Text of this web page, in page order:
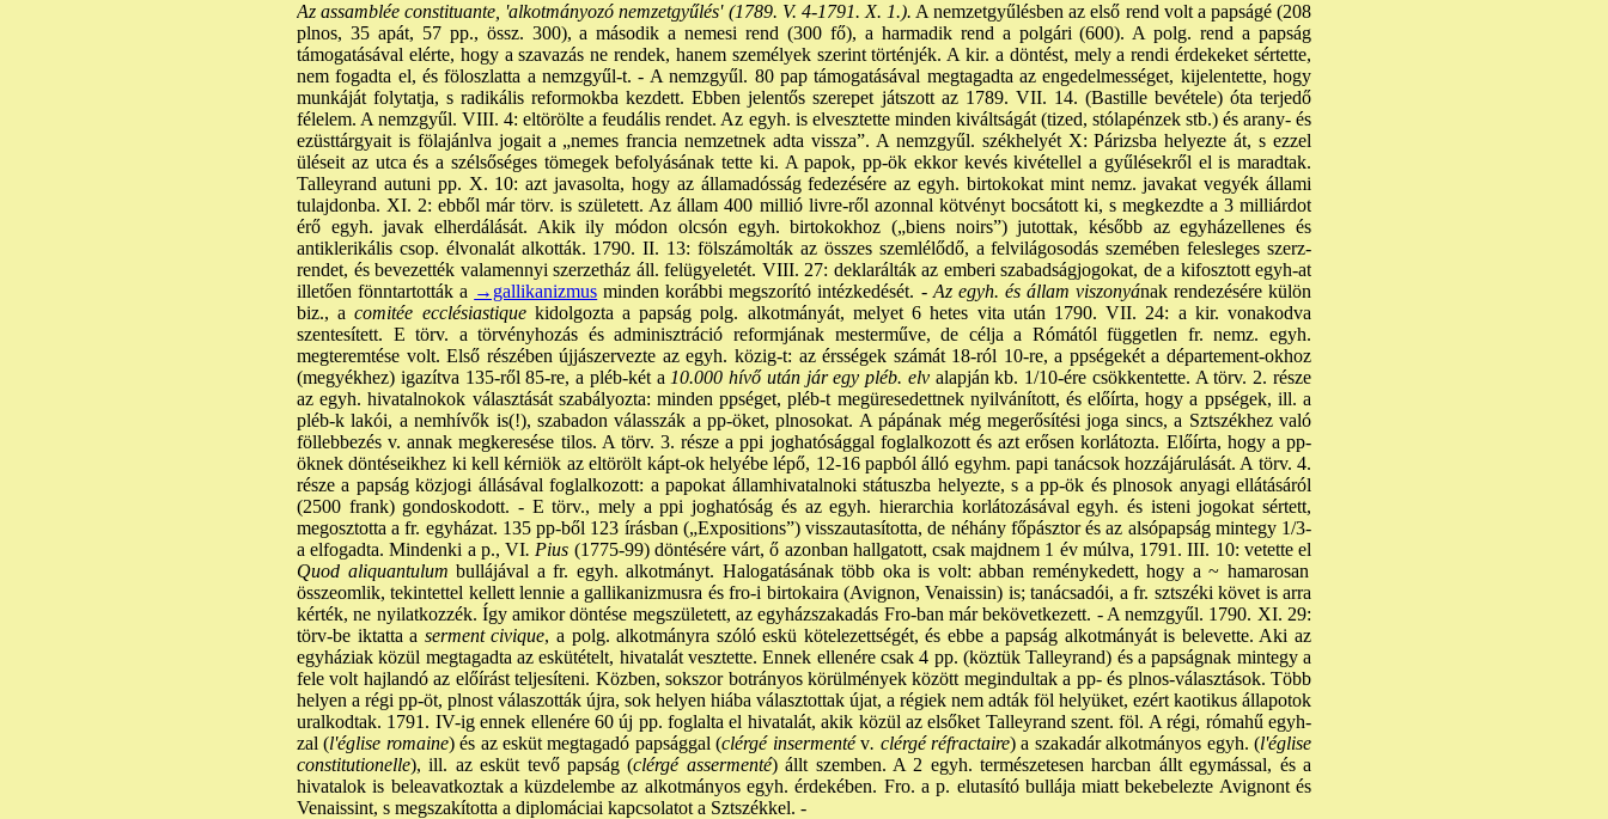
Az assamblée constituante, 'alkotmányozó nemzetgyűlés' (1789. V. 4-1791. X. 1.). A nemzetgyűlésben az első rend volt a papságé (208
plnos, 35 apát, 57 pp., össz. 300), a második a nemesi rend (300 fő), a harmadik rend a polgári (600). A polg. rend a papság
támogatásával elérte, hogy a szavazás ne rendek, hanem személyek szerint történjék. A kir. a döntést, mely a rendi érdekeket sértette,
nem fogadta el, és föloszlatta a nemzgyűl-t. - A nemzgyűl. 80 pap támogatásával megtagadta az engedelmességet, kijelentette, hogy
munkáját folytatja, s radikális reformokba kezdett. Ebben jelentős szerepet játszott az 1789. VII. 14. (Bastille bevétele) óta terjedő
félelem. A nemzgyűl. VIII. 4: eltörölte a feudális rendet. Az egyh. is elvesztette minden kiváltságát (tized, stólapénzek stb.) és arany- és
ezüsttárgyait is fölajánlva jogait a „nemes francia nemzetnek adta vissza”. A nemzgyűl. székhelyét X: Párizsba helyezte át, s ezzel
üléseit az utca és a szélsőséges tömegek befolyásának tette ki. A papok, pp-ök ekkor kevés kivétellel a gyűlésekről el is maradtak.
Talleyrand autuni pp. X. 10: azt javasolta, hogy az államadósság fedezésére az egyh. birtokokat mint nemz. javakat vegyék állami
tulajdonba. XI. 2: ebből már törv. is született. Az állam 400 millió livre-ről azonnal kötvényt bocsátott ki, s megkezdte a 3 milliárdot
érő egyh. javak elherdálását. Akik ily módon olcsón egyh. birtokokhoz („biens noirs”) jutottak, később az egyházellenes és
antiklerikális csop. élvonalát alkották. 1790. II. 13: fölszámolták az összes szemlélődő, a felvilágosodás szemében felesleges szerz-
rendet, és bevezették valamennyi szerzetház áll. felügyeletét. VIII. 27: deklarálták az emberi szabadságjogokat, de a kifosztott egyh-at
illetően fönntartották a →gallikanizmus minden korábbi megszorító intézkedését. -Az egyh. és állam viszonyának rendezésére külön
biz., a comitée ecclésiastiquekidolgozta a papság polg. alkotmányát, melyet 6 hetes vita után 1790. VII. 24: a kir. vonakodva
szentesített. E törv. a törvényhozás és adminisztráció reformjának mesterműve, de célja a Rómától független fr. nemz. egyh.
megteremtése volt. Első részében újjászervezte az egyh. közig-t: az érsségek számát 18-ról 10-re, a ppségekét a département-okhoz
(megyékhez) igazítva 135-ről 85-re, a pléb-két a 10.000 hívő után jár egy pléb. elv alapján kb. 1/10-ére csökkentette. A törv. 2. része
az egyh. hivatalnokok választását szabályozta: minden ppséget, pléb-t megüresedettnek nyilvánított, és előírta, hogy a ppségek, ill. a
pléb-k lakói, a nemhívők is(!), szabadon válasszák a pp-öket, plnosokat. A pápának még megerősítési joga sincs, a Sztszékhez való
föllebbezés v. annak megkeresése tilos. A törv. 3. része a ppi joghatósággal foglalkozott és azt erősen korlátozta. Előírta, hogy a pp-
öknek döntéseikhez ki kell kérniök az eltörölt kápt-ok helyébe lépő, 12-16 papból álló egyhm. papi tanácsok hozzájárulását. A törv. 4.
része a papság közjogi állásával foglalkozott: a papokat államhivatalnoki státuszba helyezte, s a pp-ök és plnosok anyagi ellátásáról
(2500 frank) gondoskodott. - E törv., mely a ppi joghatóság és az egyh. hierarchia korlátozásával egyh. és isteni jogokat sértett,
megosztotta a fr. egyházat. 135 pp-ből 123 írásban („Expositions”) visszautasította, de néhány főpásztor és az alsópapság mintegy 1/3-
a elfogadta. Mindenki a p., VI. Pius (1775-99) döntésére várt, ő azonban hallgatott, csak majdnem 1 év múlva, 1791. III. 10: vetette el
Quod aliquantulum bullájával a fr. egyh. alkotmányt. Halogatásának több oka is volt: abban reménykedett, hogy a ~ hamarosan
összeomlik, tekintettel kellett lennie a gallikanizmusra és fro-i birtokaira (Avignon, Venaissin) is; tanácsadói, a fr. sztszéki követ is arra
kérték, ne nyilatkozzék. Így amikor döntése megszületett, az egyházszakadás Fro-ban már bekövetkezett. - A nemzgyűl. 1790. XI. 29:
törv-be iktatta a serment civique, a polg. alkotmányra szóló eskü kötelezettségét, és ebbe a papság alkotmányát is belevette. Aki az
egyháziak közül megtagadta az eskütételt, hivatalát vesztette. Ennek ellenére csak 4 pp. (köztük Talleyrand) és a papságnak mintegy a
fele volt hajlandó az előírást teljesíteni. Közben, sokszor botrányos körülmények között megindultak a pp- és plnos-választások. Több
helyen a régi pp-öt, plnost válaszották újra, sok helyen hiába választottak újat, a régiek nem adták föl helyüket, ezért kaotikus állapotok
uralkodtak. 1791. IV-ig ennek ellenére 60 új pp. foglalta el hivatalát, akik közül az elsőket Talleyrand szent. föl. A régi, rómahű egyh-
zal (l'église romaine) és az esküt megtagadó papsággal (clérgé insermentév. clérgé réfractaire) a szakadár alkotmányos egyh. (l'église
constitutionelle), ill. az esküt tevő papság (clérgé assermenté) állt szemben. A 2 egyh. természetesen harcban állt egymással, és a
hivatalok is beleavatkoztak a küzdelembe az alkotmányos egyh. érdekében. Fro. a p. elutasító bullája miatt bekebelezte Avignont és
Venaissint, s megszakította a diplomáciai kapcsolatot a Sztszékkel. -